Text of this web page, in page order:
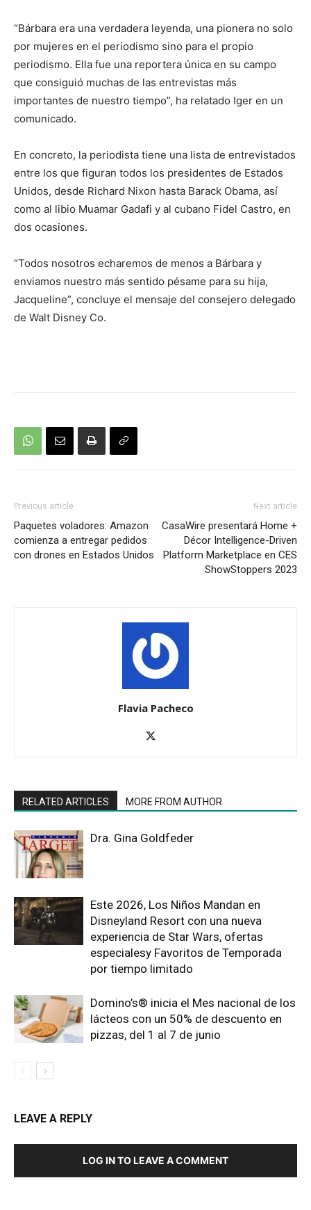
“Bárbara era una verdadera leyenda, una pionera no solo
por mujeres en el periodismo sino para el propio
periodismo. Ella fue una reportera única en su campo
que consiguió muchas de las entrevistas más
importantes de nuestro tiempo”, ha relatado Iger en un
comunicado.
En concreto, la periodista tiene una lista de entrevistados
entre los que figuran todos los presidentes de Estados
Unidos, desde Richard Nixon hasta Barack Obama, así
como al libio Muamar Gadafi y al cubano Fidel Castro, en
dos ocasiones.
“Todos nosotros echaremos de menos a Bárbara y
enviamos nuestro más sentido pésame para su hija,
Jacqueline”, concluye el mensaje del consejero delegado
de Walt Disney Co.
Previous article
Paquetes voladores: Amazon
comienza a entregar pedidos
con drones en Estados Unidos
Next article
CasaWire presentará Home +
Décor Intelligence-Driven
Platform Marketplace en CES
ShowStoppers 2023
Flavia Pacheco
RELATED ARTICLES MORE FROM AUTHOR
Dra. Gina Goldfeder
Este 2026, Los Niños Mandan en
Disneyland Resort con una nueva
experiencia de Star Wars, ofertas
especialesy Favoritos de Temporada
por tiempo limitado
Domino’s® inicia el Mes nacional de los
lácteos con un 50% de descuento en
pizzas, del 1 al 7 de junio
LEAVE A REPLY
LOG IN TO LEAVE A COMMENT